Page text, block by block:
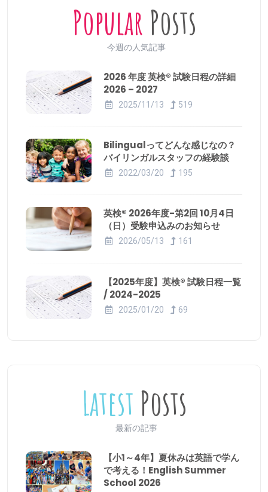
Popular Posts
今週の人気記事
2026 年度 英検® 試験日程の詳細
2026 – 2027
2025/11/13 519
Bilingualってどんな感じなの？
バイリンガルスタッフの経験談
2022/03/20 195
英検® 2026年度-第2回 10月4日
（日）受験申込みのお知らせ
2026/05/13 161
【2025年度】英検® 試験日程一覧
/ 2024-2025
2025/01/20 69
Latest Posts
最新の記事
【小1～4年】夏休みは英語で学ん
で考える！English Summer
School 2026